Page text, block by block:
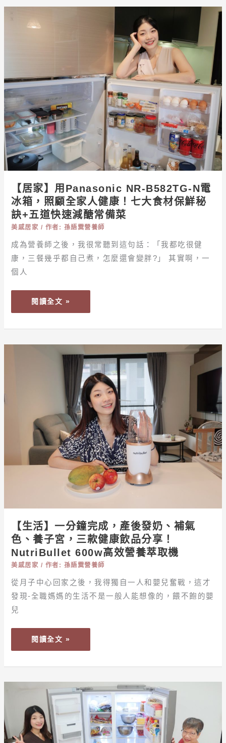
奶、
泡
水
更
安
心
【居家】用Panasonic NR-B582TG-N電
冰箱，照顧全家人健康！七大食材保鮮秘
訣+五道快速減醣常備菜
美感居家 / 作者: 孫語霙營養師
成為營養師之後，我很常聽到這句話：「我都吃很健
康，三餐幾乎都自己煮，怎麼還會變胖?」 其實啊，一
個人
家】
B582TG-
N
電
冰
箱，
照
顧
全
人
健
康！
七
大
食
鮮
秘
+五
備
菜
閱讀全文 »
【生活】一分鐘完成，產後發奶、補氣
色、養子宮，三款健康飲品分享！
NutriBullet 600w高效營養萃取機
美感居家 / 作者: 孫語霙營養師
從月子中心回家之後，我得獨自一人和嬰兒奮戰，這才
發現-全職媽媽的生活不是一般人能想像的，餵不飽的嬰
兒
成，
產
後
發
養
子
宮，
三
款
品
分
NUTRIBULLET
效
營
養
閱讀全文 »
【居
送
媽
媽